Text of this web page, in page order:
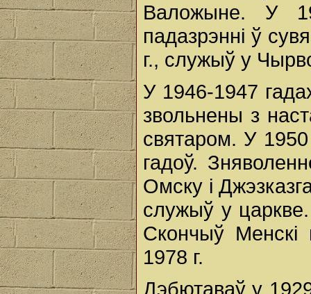
Валожыне. У
падазрэнні ў
г., служыў у
У 1946-1947
звольнены з
святаром. У
гадоў.
Омску і
служыў у
Скончыў Менскі
1978 г.
Дэбютаваў у